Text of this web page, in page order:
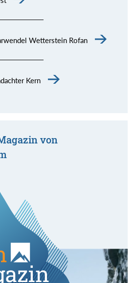
Wetterstein Rofan
Kern
von